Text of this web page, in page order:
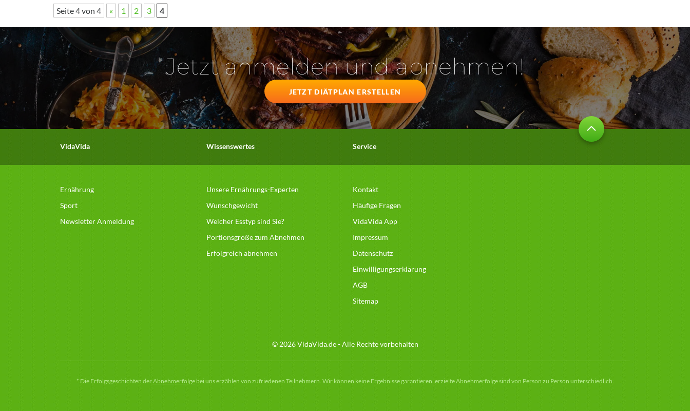
Seite 4 von 4 « 1 2 3 4
Jetzt anmelden und abnehmen!
JETZT DIÄTPLAN ERSTELLEN
VidaVida
Ernährung
Sport
Newsletter Anmeldung
Wissenswertes
Unsere Ernährungs-Experten
Wunschgewicht
Welcher Esstyp sind Sie?
Portionsgröße zum Abnehmen
Erfolgreich abnehmen
Service
Kontakt
Häufige Fragen
VidaVida App
Impressum
Datenschutz
Einwilligungserklärung
AGB
Sitemap
© 2026 VidaVida.de - Alle Rechte vorbehalten
* Die Erfolgsgeschichten derAbnehmerfolgebei uns erzählen von zufriedenen Teilnehmern. Wir können keine Ergebnisse garantieren, erzielte Abnehmerfolge sind von Person zu Person unterschiedlich.